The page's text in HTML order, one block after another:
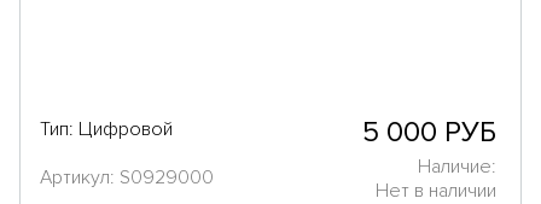
Тип: Цифровой
Артикул: S0929000
5 000 РУБ
Наличие:
Нет в наличии